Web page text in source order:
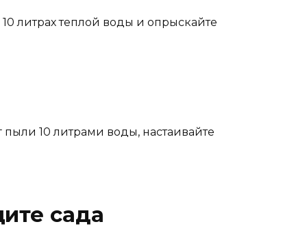
литрах теплой воды и опрыскайте
10 литрами воды, настаивайте
сада